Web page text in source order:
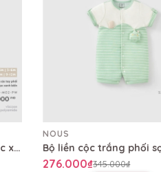
Bodysuit cộc tay phối vải sọc xanh biển
NOUS
276.000₫345.000₫